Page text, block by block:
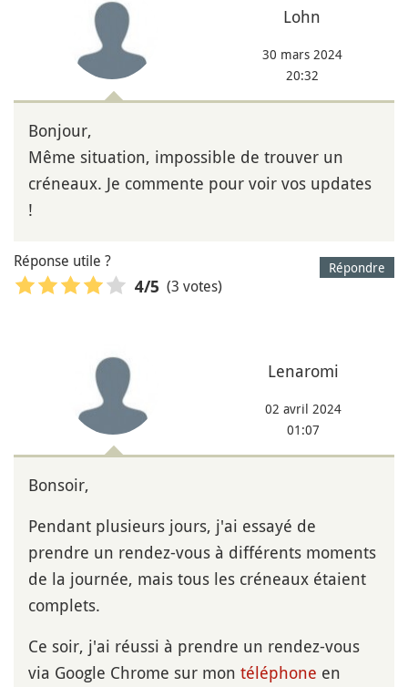
Lohn
30 mars 2024
20:32
Bonjour,
Même situation, impossible de trouver un
créneaux. Je commente pour voir vos updates
!
Répondre
Réponse utile ?
4/5 (3 votes)
Lenaromi
02 avril 2024
01:07
Bonsoir,
Pendant plusieurs jours, j'ai essayé de
prendre un rendez-vous à différents moments
de la journée, mais tous les créneaux étaient
complets.
Ce soir, j'ai réussi à prendre un rendez-vous
via Google Chrome sur mon téléphone en